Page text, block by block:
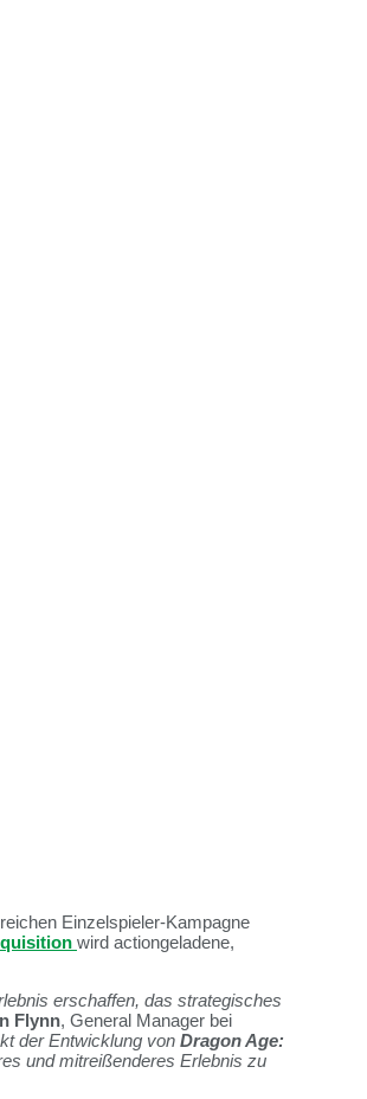
Einzelspieler-Kampagne
wird actiongeladene,
erschaffen, das strategisches
Flynn, General Manager bei
der Entwicklung von Dragon Age:
und mitreißenderes Erlebnis zu